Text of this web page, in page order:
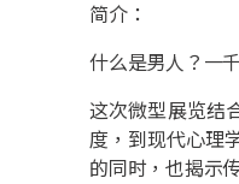
简介：
什么是男人？一
这次微型展览结
度，到现代心理
的同时，也揭示